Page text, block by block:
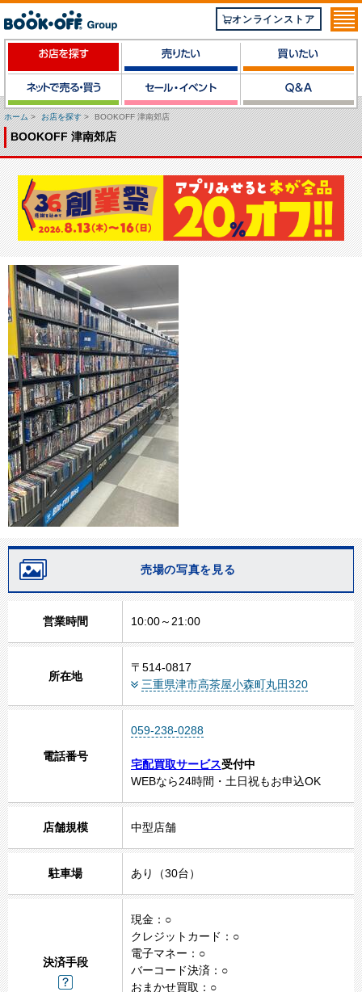
オンラインストア
ホーム> お店を探す> BOOKOFF 津南郊店
BOOKOFF 津南郊店
売場の写真を見る
3
営業時間 10:00～21:00
所在地
〒514-0817
三重県津市高茶屋小森町丸田320
電話番号
059-238-0288
宅配買取サービス受付中
WEBなら24時間・土日祝もお申込OK
店舗規模 中型店舗
駐車場 あり（30台）
決済手段
現金：○
クレジットカード：○
電子マネー：○
バーコード決済：○
おまかせ買取：○